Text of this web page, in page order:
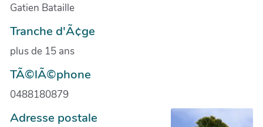
Gatien Bataille
Tranche d'Ã¢ge
plus de 15 ans
TÃ©lÃ©phone
0488180879
Adresse postale